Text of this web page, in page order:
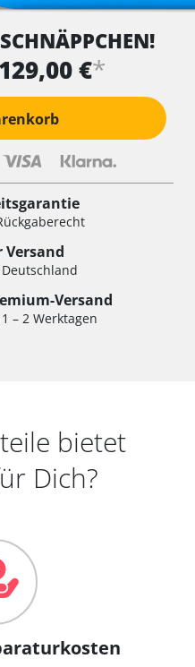
Motorisierung, Ausstattung
€*
Versand
Versand
– 2 Werktagen
bietet
Dich?